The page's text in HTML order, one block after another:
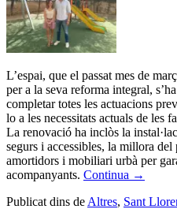
L’espai, que el passat mes de
per a la seva reforma integral,
completar totes les actuacions
lo a les necessitats actuals de les
La renovació ha inclòs la
segurs i accessibles, la millora
amortidors i mobiliari urbà per
acompanyants. Continua →
Publicat dins deAltres, Sant